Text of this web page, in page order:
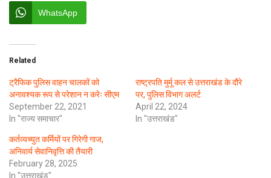
WhatsApp
Related
ट्रैफिक पुलिस वाहन चालकों को
अनावश्यक रूप से परेशान न करेः सीएम
September 22, 2021
In "राज्य समाचार"
राष्ट्रपति मुर्मू कल से उत्तराखंड के दौरे
पर, पुलिस विभाग अलर्ट
April 22, 2024
In "उत्तराखंड"
कर्तव्यच्युत कर्मियों पर गिरेगी गाज,
अनिवार्य सेवानिवृत्ति की तैयारी
February 28, 2025
In "उत्तराखंड"